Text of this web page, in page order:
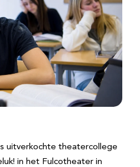
uitverkochte theatercollege
in het Fulcotheater in